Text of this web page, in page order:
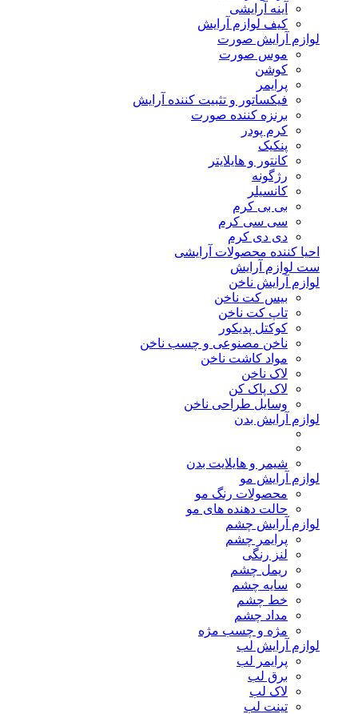
آینه آرایشی
کیف لوازم آرایش
لوازم آرایش صورت
موس صورت
کوشن
پرایمر
فیکساتور و تثبیت کننده آرایش
برنزه کننده صورت
کرم پودر
پنکیک
کانتور و هایلایتر
رژگونه
کانسیلر
بی بی کرم
سی سی کرم
دی دی کرم
احیا کننده محصولات آرایشی
ست لوازم آرایش
لوازم آرایش ناخن
بیس کت ناخن
تاپ کت ناخن
کوکتل پدیکور
ناخن مصنوعی و چسب ناخن
مواد کاشت ناخن
لاک ناخن
لاک پاک کن
وسایل طراحی ناخن
لوازم آرایش بدن
شیمر و هایلایت بدن
لوازم آرایش مو
محصولات رنگ مو
حالت دهنده های مو
لوازم آرایش چشم
پرایمر چشم
لنز رنگی
ریمل چشم
سایه چشم
خط چشم
مداد چشم
مژه و چسب مژه
لوازم آرایش لب
پرایمر لب
برق لب
لاک لب
تینت لب